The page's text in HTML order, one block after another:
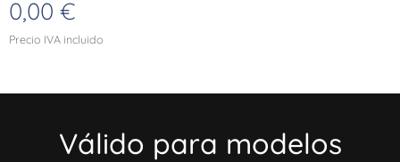
0,00 €
Precio IVA incluido
Válido para modelos